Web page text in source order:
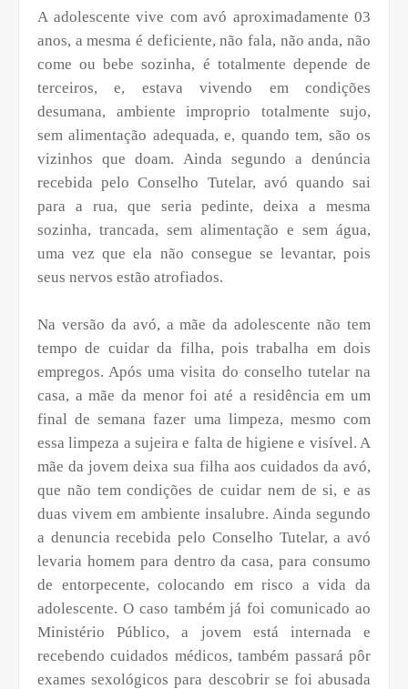
A adolescente vive com avó aproximadamente 03
anos, a mesma é deficiente, não fala, não anda, não
come ou bebe sozinha, é totalmente depende de
terceiros, e, estava vivendo em condições
desumana, ambiente improprio totalmente sujo,
sem alimentação adequada, e, quando tem, são os
vizinhos que doam. Ainda segundo a denúncia
recebida pelo Conselho Tutelar, avó quando sai
para a rua, que seria pedinte, deixa a mesma
sozinha, trancada, sem alimentação e sem água,
uma vez que ela não consegue se levantar, pois
seus nervos estão atrofiados.
Na versão da avó, a mãe da adolescente não tem
tempo de cuidar da filha, pois trabalha em dois
empregos. Após uma visita do conselho tutelar na
casa, a mãe da menor foi até a residência em um
final de semana fazer uma limpeza, mesmo com
essa limpeza a sujeira e falta de higiene e visível. A
mãe da jovem deixa sua filha aos cuidados da avó,
que não tem condições de cuidar nem de si, e as
duas vivem em ambiente insalubre. Ainda segundo
a denuncia recebida pelo Conselho Tutelar, a avó
levaria homem para dentro da casa, para consumo
de entorpecente, colocando em risco a vida da
adolescente. O caso também já foi comunicado ao
Ministério Público, a jovem está internada e
recebendo cuidados médicos, também passará pôr
exames sexológicos para descobrir se foi abusada